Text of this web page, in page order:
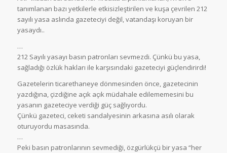
tanımlanan bazı yetkilerle etkisizleştirilen ve kuşa çevrilen 212
sayılı yasa aslında gazeteciyi değil, vatandaşı koruyan bir
yasaydı..
…
212 Sayılı yasayı basın patronları sevmezdi. Çünkü bu yasa,
sağladığı özlük hakları ile karşısındaki gazeteciyi güçlendirirdi!
Gazetelerin ticarethaneye dönmesinden önce, gazetecinin
yazdığına, çizdiğine açık açık müdahale edilememesini bu
yasanın gazeteciye verdiği güç sağlıyordu.
Çünkü gazeteci, ceketi sandalyesinin arkasına asılı olarak
oturuyordu masasında.
…
Peki basın patronlarının sevmediği, özgürlükçü bir yasa “her